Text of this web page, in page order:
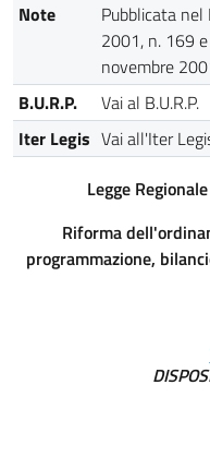
Note
Pubblicata nel
2001, n. 169
novembre
B.U.R.P.
Vai al B.U.R.P.
Iter Legis Vai all'Iter
Legge
Riforma
programmazione,